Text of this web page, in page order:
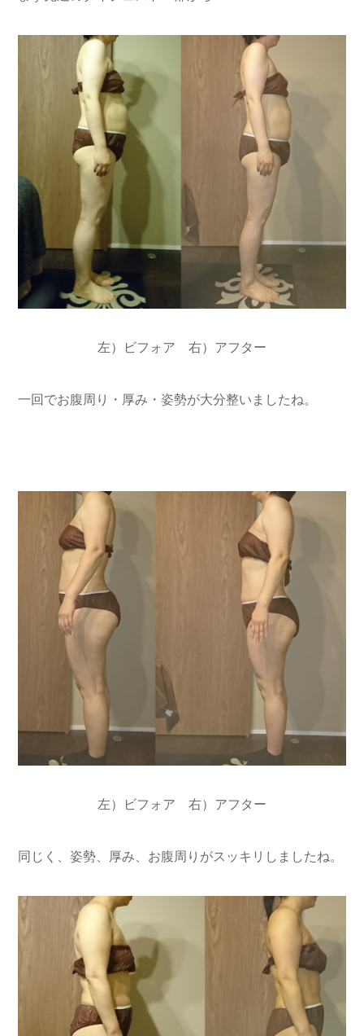
左）ビフォア 右）アフター
一回でお腹周り・厚み・姿勢が大分整いましたね。
左）ビフォア 右）アフター
同じく、姿勢、厚み、お腹周りがスッキリしましたね。